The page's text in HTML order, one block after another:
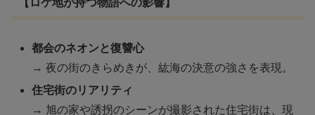
都会のネオンと復讐心
→ 夜の街のきらめきが、紘海の決意の強さを表現。
住宅街のリアリティ
→ 旭の家や誘拐のシーンが撮影された住宅街は、現